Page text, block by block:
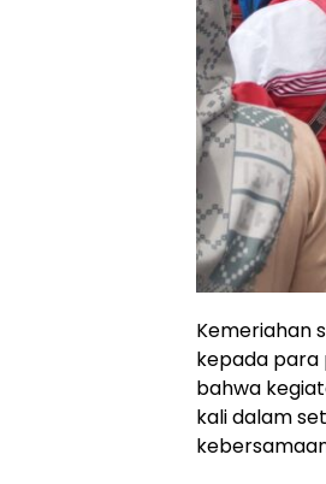
Kemeriahan
kepada para
bahwa
kali dalam